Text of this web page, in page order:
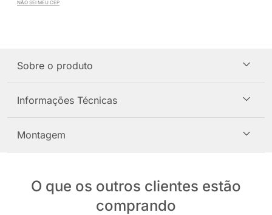
NÃO SEI MEU CEP
Sobre o produto
Informações Técnicas
Montagem
O que os outros clientes estão
comprando